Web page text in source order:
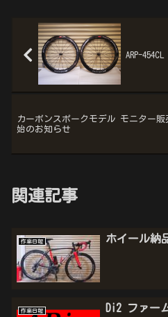
ARP-
カーボンスポークモデル モニター販
始のお知らせ
関連記事
作業日報 ホイール納
作業日報 Di2 ファー